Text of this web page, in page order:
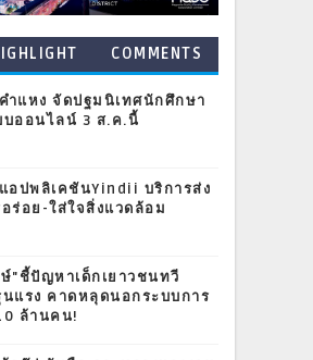
COMMENTS
ำแหง จัดปฐมนิเทศนักศึกษา
บออนไลน์ 3 ส.ค.นี้
อปพลิเคชันYindii บริการส่ง
ร่อย-ใส่ใจสิ่งแวดล้อม
"ชี้ปัญหาเด็กเยาวชนทวี
แรง คาดหลุดนอกระบบการ
ล้านคน!